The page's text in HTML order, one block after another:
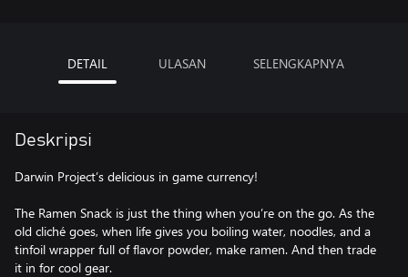
DETAIL ULASAN SELENGKAPNYA
Deskripsi
Darwin Project’s delicious in game currency!
The Ramen Snack is just the thing when you’re on the go. As the
old cliché goes, when life gives you boiling water, noodles, and a
tinfoil wrapper full of flavor powder, make ramen. And then trade
it in for cool gear.